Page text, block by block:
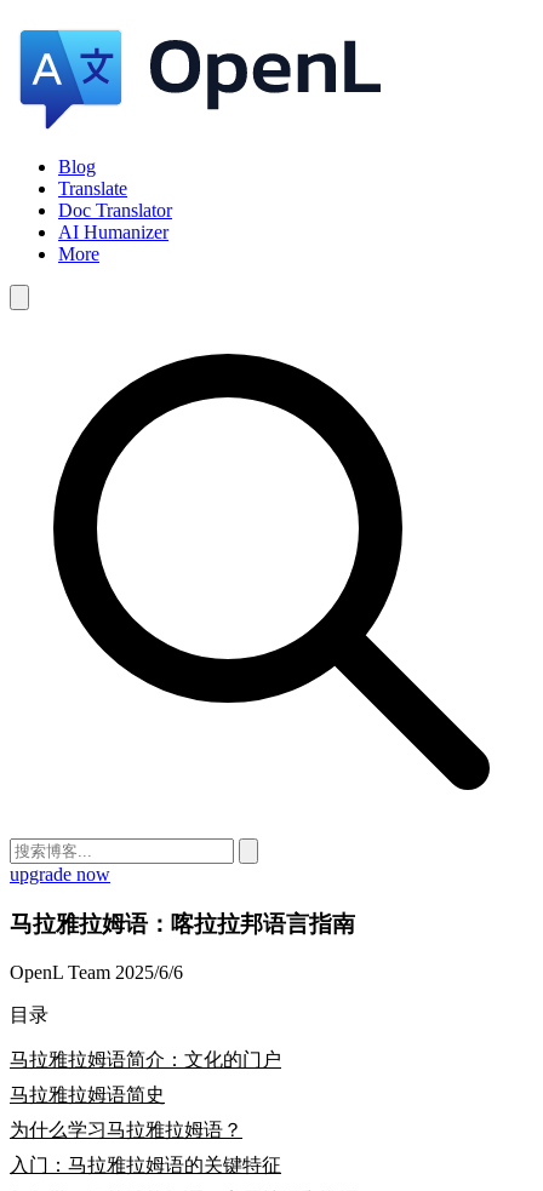
Blog
Translate
Doc Translator
AI Humanizer
More
upgrade now
马拉雅拉姆语：喀拉拉邦语言指南
OpenL Team 2025/6/6
目录
马拉雅拉姆语简介：文化的门户
马拉雅拉姆语简史
为什么学习马拉雅拉姆语？
入门：马拉雅拉姆语的关键特征